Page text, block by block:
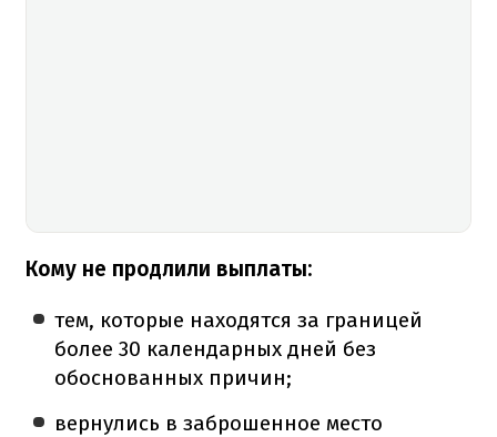
Кому не продлили выплаты:
тем, которые находятся за границей
более 30 календарных дней без
обоснованных причин;
вернулись в заброшенное место